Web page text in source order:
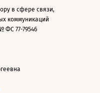
в сфере связи,
коммуникаций
ФС 77-79546